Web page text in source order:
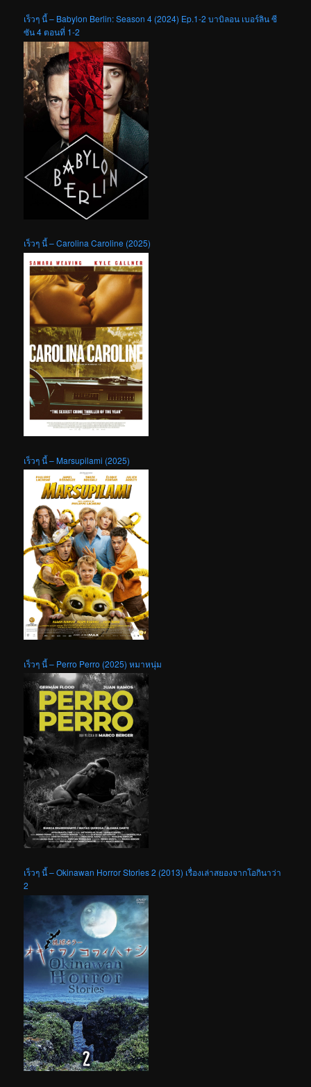
เร็วๆ นี้ – Babylon Berlin: Season 4 (2024) Ep.1-2 บาบิลอน เบอร์ลิน ซี
ซัน 4 ตอนที่ 1-2
เร็วๆ นี้ – Carolina Caroline (2025)
เร็วๆ นี้ – Marsupilami (2025)
เร็วๆ นี้ – Perro Perro (2025) หมาหนุ่ม
เร็วๆ นี้ – Okinawan Horror Stories 2 (2013) เรื่องเล่าสยองจากโอกินาว่า
2